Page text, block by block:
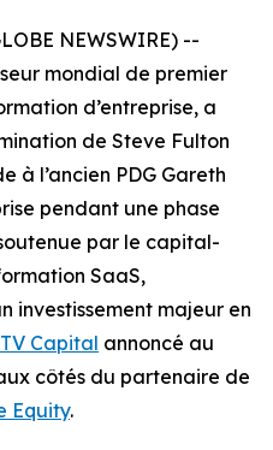
NEWSWIRE) --
mondial de premier
d’entreprise, a
de Steve Fulton
à l’ancien PDG Gareth
pendant une phase
par le capital-
SaaS,
investissement majeur en
Capital annoncé au
côtés du partenaire de
Equity.